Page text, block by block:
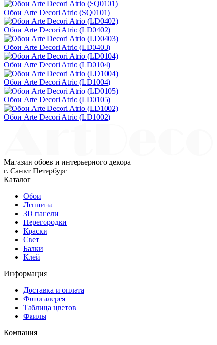
Обои Arte Decori Atrio (SQ0101)
Обои Arte Decori Atrio (LD0402)
Обои Arte Decori Atrio (LD0403)
Обои Arte Decori Atrio (LD0104)
Обои Arte Decori Atrio (LD1004)
Обои Arte Decori Atrio (LD0105)
Обои Arte Decori Atrio (LD1002)
Магазин обоев и интерьерного декора
г. Санкт-Петербург
Каталог
Обои
Лепнина
3D панели
Перегородки
Краски
Свет
Балки
Клей
Информация
Доставка и оплата
Фотогалерея
Таблица цветов
Файлы
Компания